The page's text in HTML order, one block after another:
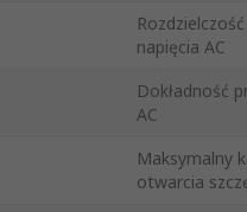
Rozdzielczość
napięcia AC
Dokładność
AC
Maksymalny
otwarcia